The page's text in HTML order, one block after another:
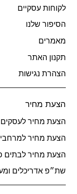
לקוחות עסקיים
הסיפור שלנו
מאמרים
תקנון האתר
הצהרת נגישות
הצעת מחיר
הצעת מחיר לעסקים
הצעת מחיר
הצעת מחיר לבתים
שת״פ אדריכלים